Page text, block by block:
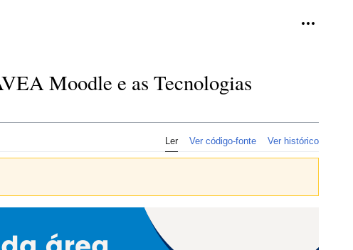
Moodle e as Tecnologias
Ler Ver código-fonte Ver histórico